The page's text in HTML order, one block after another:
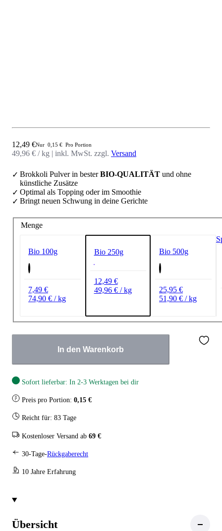
Angebot
12,49 €Nur 0,15 € Pro Portion
49,96 € / kg | inkl. MwSt. zzgl. Versand
Brokkoli Pulver in besterBIO-QUALITÄT und ohne
künstliche Zusätze
Optimal als Topping oder im Smoothie
Bringt neuen Schwung in deine Gerichte
Menge
Bio 100g
7,49 €
74,90 € / kg
Bio 250g
12,49 €
49,96 € / kg
Bio 500g
25,95 €
51,90 € / kg
In den Warenkorb
Sofort lieferbar: In 2-3 Werktagen bei dir
Preis pro Portion: 0,15 €
Reicht für: 83 Tage
Kostenloser Versand ab 69 €
30-Tage-Rückgaberecht
10 Jahre Erfahrung
Übersicht